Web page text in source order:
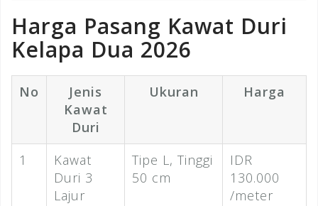
Harga Pasang Kawat Duri
Kelapa Dua 2026
No
Jenis
Kawat
Duri
Ukuran Harga
1
Kawat
Duri 3
Lajur
Tipe L, Tinggi
50 cm
IDR
130.000
/meter